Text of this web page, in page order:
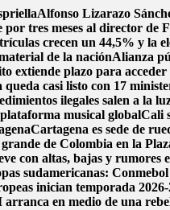
Alfonso Lizarazo
tres meses al director de
crecen un 44,5% y la
de la naciónAlianza
extiende plazo para
casi listo con 17
ilegales salen a la
musical globalCali
Cartagena es sede de
de Colombia en la
con altas, bajas y rumores
sudamericanas:
inician temporada
en medio de una